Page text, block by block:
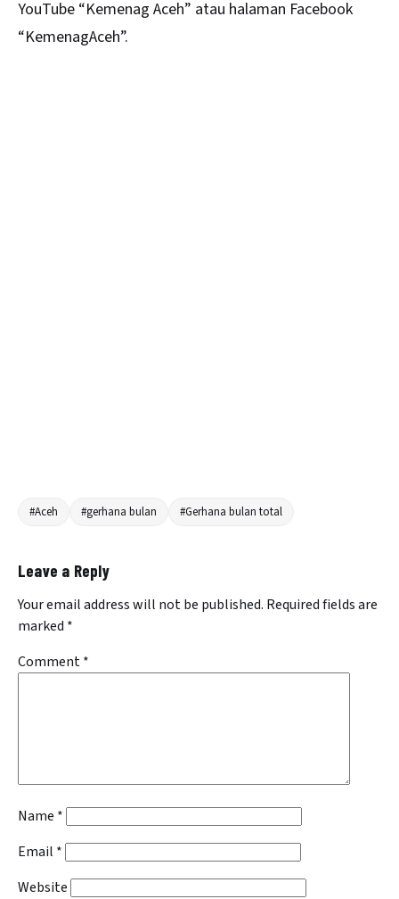
YouTube “Kemenag Aceh” atau halaman Facebook
“KemenagAceh”.
#Aceh #gerhana bulan #Gerhana bulan total
Leave a Reply
Your email address will not be published. Required fields are
marked *
Comment*
Name *
Email *
Website